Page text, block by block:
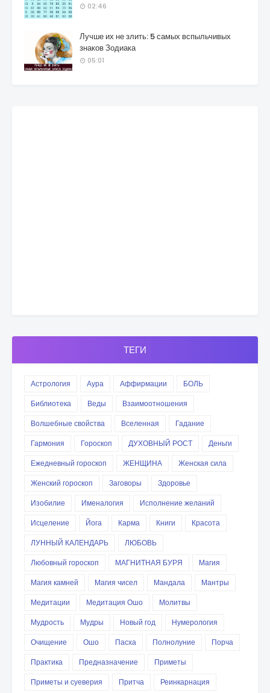
02:46
Лучше их не злить: 5 самых вспыльчивых
знаков Зодиака
05:01
ТЕГИ
Астрология Аура Аффирмации
БОЛЬ
Библиотека
Веды
Взаимоотношения
Волшебные свойства
Вселенная
Гадание
Гармония
Гороскоп ДУХОВНЫЙ РОСТ
Деньги
Ежедневный гороскоп
ЖЕНЩИНА
Женская сила
Женский гороскоп
Заговоры
Здоровье
Изобилие
Именалогия
Исполнение желаний
Исцеление
Йога Карма Книги
Красота
ЛУННЫЙ КАЛЕНДАРЬ
ЛЮБОВЬ
Любовный гороскоп
МАГНИТНАЯ БУРЯ
Магия
Магия камней
Магия чисел Мандала
Мантры
Медитации
Медитация Ошо
Молитвы
Мудрость
Мудры Новый год
Нумерология
Очищение
Ошо Пасха Полнолуние
Порча
Практика
Предназначение
Приметы
Приметы и суеверия
Притча
Реинкарнация